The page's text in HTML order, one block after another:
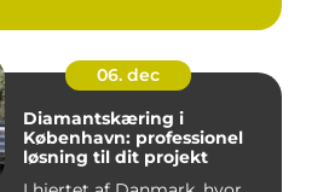
06. dec
Diamantskæring i
København: professionel
løsning til dit projekt